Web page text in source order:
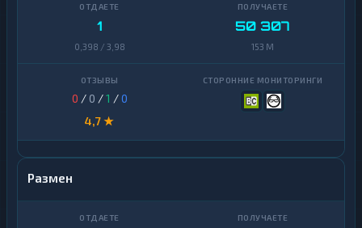
1
0,398 / 3,98
50 307
153 M
0 / 0 /1 /0
4,7 ★
Размен